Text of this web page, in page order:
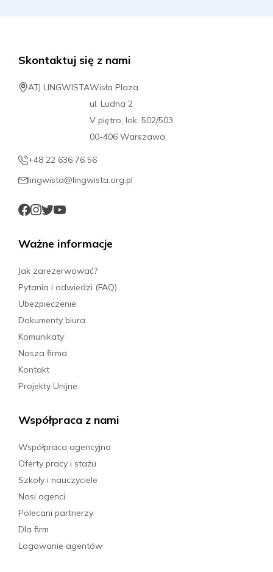
Skontaktuj się z nami
ATJ LINGWISTAWisła Plaza
ul. Ludna 2
V piętro, lok. 502/503
00-406 Warszawa
+48 22 636 76 56
lingwista@lingwista.org.pl
Ważne informacje
Jak zarezerwować?
Pytania i odwiedzi (FAQ)
Ubezpieczenie
Dokumenty biura
Komunikaty
Nasza firma
Kontakt
Projekty Unijne
Współpraca z nami
Współpraca agencyjna
Oferty pracy i stażu
Szkoły i nauczyciele
Nasi agenci
Polecani partnerzy
Dla firm
Logowanie agentów